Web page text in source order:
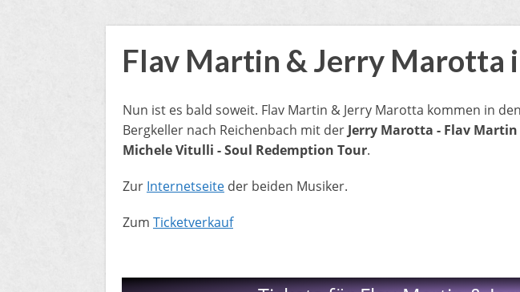
Flav Martin & Jerry Marotta
​Nun ist es bald soweit. Flav Martin & Jerry Marotta kommen in den
Bergkeller nach Reichenbach mit der Jerry Marotta - Flav Martin
Michele Vitulli - Soul Redemption Tour.
Zur Internetseite der beiden Musiker.​
Zum Ticketverkauf